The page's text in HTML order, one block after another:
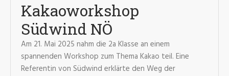
Kakaoworkshop
Südwind NÖ
Am 21. Mai 2025 nahm die 2a Klasse an einem
spannenden Workshop zum Thema Kakao teil. Eine
Referentin von Südwind erklärte den Weg der